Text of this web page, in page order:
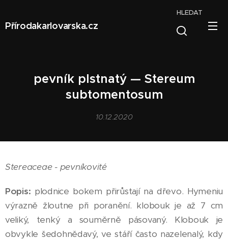
Přírodakarlovarska.cz
HLEDAT
pevník plstnatý — Stereum
subtomentosum
10.12.2020
Stereaceae - pevníkovité
Popis: plodnice bokem přirůstají na dřevo. Hymeniu
výrazně žloutne při poranění. klobouk je až 7 cm
veliký, tenký a souměrně pásovaný. Klobouk je
obvykle šedohnědavý, ve stáří často nazelenalý, kdy